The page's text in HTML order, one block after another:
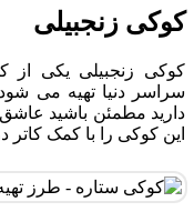
کوکی زنجبیلی
کوکی زنجبیلی یکی
سراسر دنیا تهیه می
دارید مطمئن باشید
این کوکی را با کمک کاتر